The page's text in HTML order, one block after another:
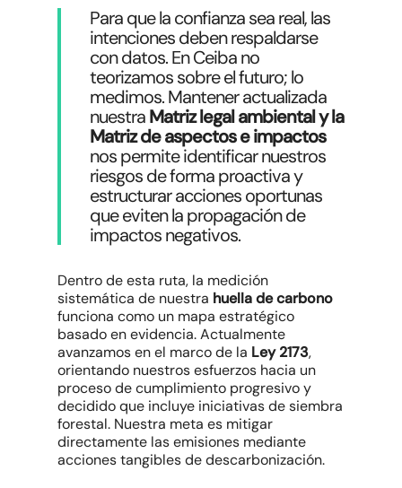
Para que la confianza sea real, las
intenciones deben respaldarse
con datos. En Ceiba no
teorizamos sobre el futuro; lo
medimos. Mantener actualizada
nuestraMatriz legal ambiental y la
Matriz de aspectos e impactos
nos permite identificar nuestros
riesgos de forma proactiva y
estructurar acciones oportunas
que eviten la propagación de
impactos negativos.
Dentro de esta ruta, la medición
sistemática de nuestra huella de carbono
funciona como un mapa estratégico
basado en evidencia. Actualmente
avanzamos en el marco de la Ley 2173,
orientando nuestros esfuerzos hacia un
proceso de cumplimiento progresivo y
decidido que incluye iniciativas de siembra
forestal. Nuestra meta es mitigar
directamente las emisiones mediante
acciones tangibles de descarbonización.